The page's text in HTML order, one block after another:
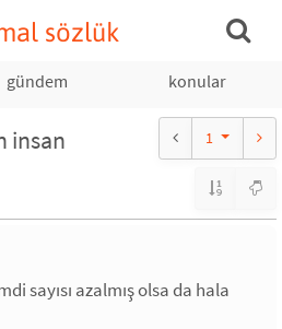
sözlük
gündem konular
insan 1
sayısı azalmış olsa da hala